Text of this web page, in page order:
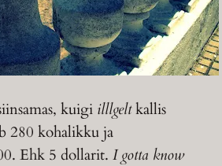
kuigi illlgeltkallis
280 kohalikku ja
Ehk 5 dollarit. I gotta know